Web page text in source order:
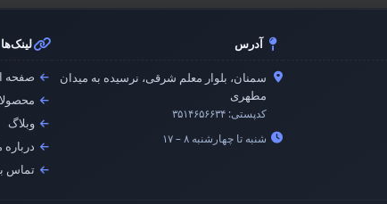
آدرس
سمنان، بلوار معلم شرقی، نرسیده به میدان
مطهری
کدپستی:۳۵۱۴۶۵۶۶۳۴
شنبه تا چهارشنبه ۸ – ۱۷
لینک‌ها
صفحه
وبلاگ
درباره
تماس